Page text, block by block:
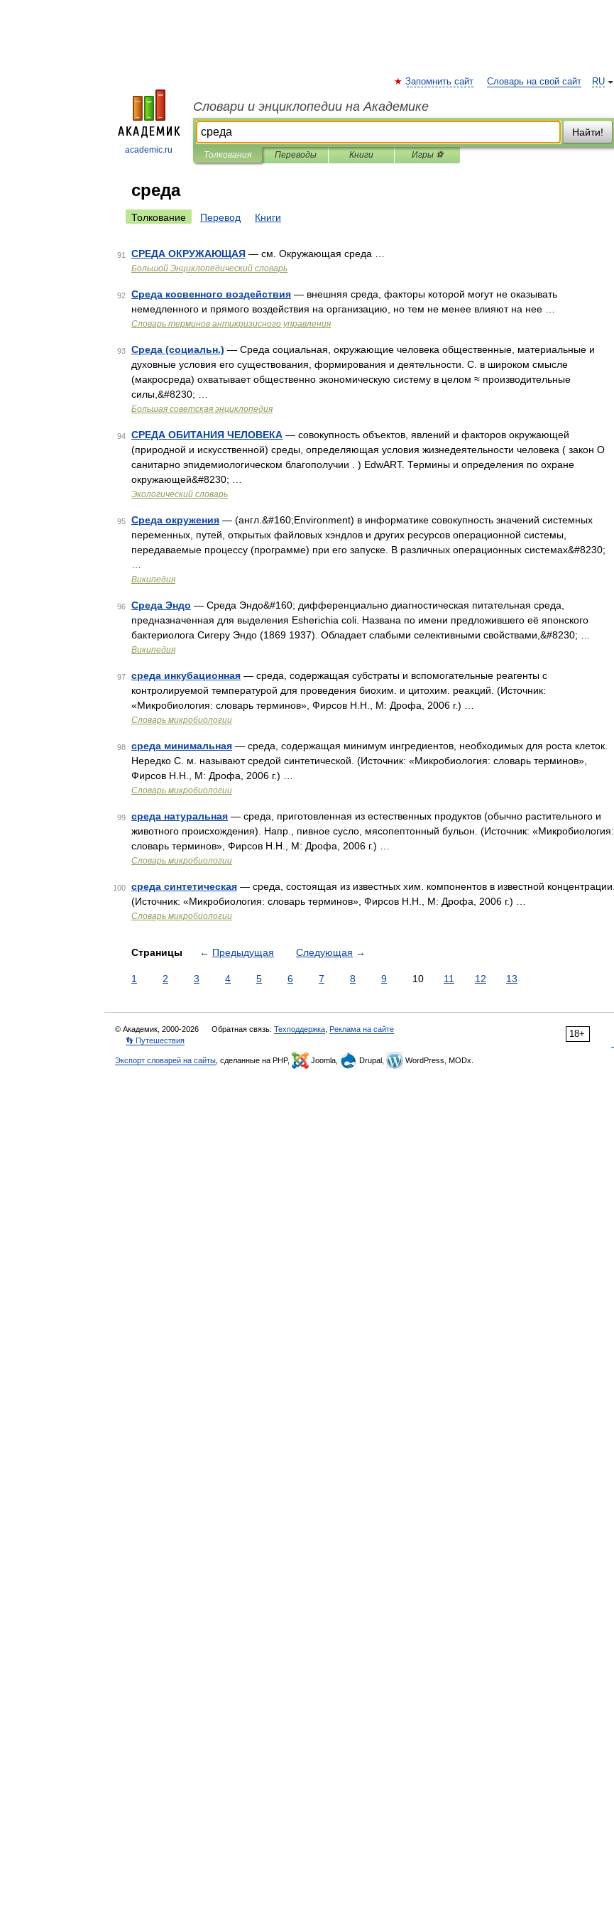
academic.ru
RU
Запомнить сайт Словарь на свой сайт
Словари и энциклопедии на Академике
Найти!
Толкования Переводы Книги Игры ⚽
среда
Толкование Перевод Книги
91 СРЕДА ОКРУЖАЮЩАЯ — см. Окружающая среда …
Большой Энциклопедический словарь
92 Среда косвенного воздействия — внешняя среда, факторы которой могут не оказывать
немедленного и прямого воздействия на организацию, но тем не менее влияют на нее …
Словарь терминов антикризисного управления
93 Среда (социальн.) — Среда социальная, окружающие человека общественные, материальные и
духовные условия его существования, формирования и деятельности. С. в широком смысле
(макросреда) охватывает общественно экономическую систему в целом ≈ производительные
силы,&#8230; …
Большая советская энциклопедия
94 СРЕДА ОБИТАНИЯ ЧЕЛОВЕКА — совокупность объектов, явлений и факторов окружающей
(природной и искусственной) среды, определяющая условия жизнедеятельности человека ( закон О
санитарно эпидемиологическом благополучии . ) EdwART. Термины и определения по охране
окружающей&#8230; …
Экологический словарь
95 Среда окружения — (англ.&#160;Environment) в информатике совокупность значений системных
переменных, путей, открытых файловых хэндлов и других ресурсов операционной системы,
передаваемые процессу (программе) при его запуске. В различных операционных системах&#8230;
Википедия
96 Среда Эндо — Среда Эндо&#160; дифференциально диагностическая питательная среда,
предназначенная для выделения Esherichia coli. Названа по имени предложившего её японского
бактериолога Сигеру Эндо (1869 1937). Обладает слабыми селективными свойствами,&#8230; …
Википедия
97 среда инкубационная — среда, содержащая субстраты и вспомогательные реагенты с
контролируемой температурой для проведения биохим. и цитохим. реакций. (Источник:
«Микробиология: словарь терминов», Фирсов Н.Н., М: Дрофа, 2006 г.) …
Словарь микробиологии
98 среда минимальная — среда, содержащая минимум ингредиентов, необходимых для роста клеток.
Нередко С. м. называют средой синтетической. (Источник: «Микробиология: словарь терминов»,
Фирсов Н.Н., М: Дрофа, 2006 г.) …
Словарь микробиологии
99 среда натуральная — среда, приготовленная из естественных продуктов (обычно растительного и
животного происхождения). Напр., пивное сусло, мясопептонный бульон. (Источник: «Микробиология:
словарь терминов», Фирсов Н.Н., М: Дрофа, 2006 г.) …
Словарь микробиологии
100 среда синтетическая — среда, состоящая из известных хим. компонентов в известной концентрации.
(Источник: «Микробиология: словарь терминов», Фирсов Н.Н., М: Дрофа, 2006 г.) …
Словарь микробиологии
Страницы ← Предыдущая Следующая →
1 2 3 4 5 6 7 8 9 10 11 12 13
18+
© Академик, 2000-2026 Обратная связь: Техподдержка Реклама на сайте
👣 Путешествия
Экспорт словарей на сайты , сделанные на PHP, Joomla, Drupal, WordPress, MODx.